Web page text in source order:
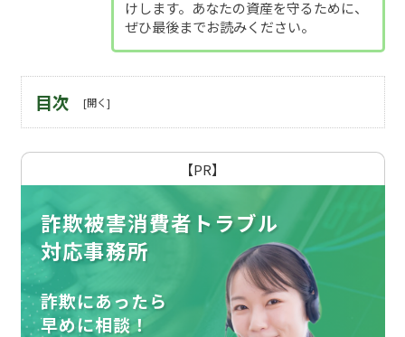
けします。あなたの資産を守るために、
ぜひ最後までお読みください。
目次
【PR】
詐欺被害消費者トラブル
対応事務所
詐欺にあったら
早めに相談！